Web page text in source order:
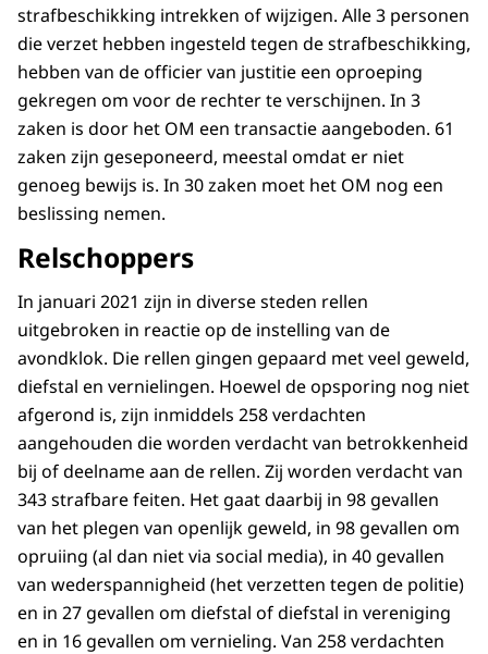
strafbeschikking intrekken of wijzigen. Alle 3 personen
die verzet hebben ingesteld tegen de strafbeschikking,
hebben van de officier van justitie een oproeping
gekregen om voor de rechter te verschijnen. In 3
zaken is door het OM een transactie aangeboden. 61
zaken zijn geseponeerd, meestal omdat er niet
genoeg bewijs is. In 30 zaken moet het OM nog een
beslissing nemen.
Relschoppers
In januari 2021 zijn in diverse steden rellen
uitgebroken in reactie op de instelling van de
avondklok. Die rellen gingen gepaard met veel geweld,
diefstal en vernielingen. Hoewel de opsporing nog niet
afgerond is, zijn inmiddels 258 verdachten
aangehouden die worden verdacht van betrokkenheid
bij of deelname aan de rellen. Zij worden verdacht van
343 strafbare feiten. Het gaat daarbij in 98 gevallen
van het plegen van openlijk geweld, in 98 gevallen om
opruiing (al dan niet via social media), in 40 gevallen
van wederspannigheid (het verzetten tegen de politie)
en in 27 gevallen om diefstal of diefstal in vereniging
en in 16 gevallen om vernieling. Van 258 verdachten